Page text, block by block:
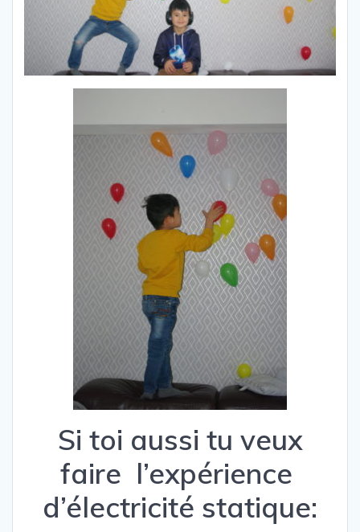
Si toi aussi tu veux
faire l’expérience
d’électricité statique: